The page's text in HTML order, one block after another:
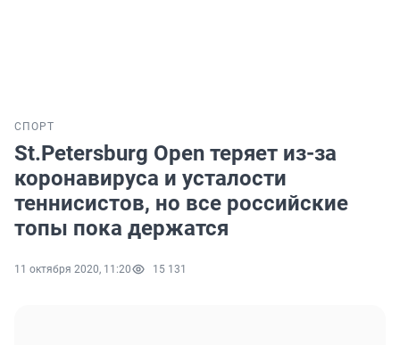
СПОРТ
St.Petersburg Open теряет из-за
коронавируса и усталости
теннисистов, но все российские
топы пока держатся
11 октября 2020, 11:20 15 131